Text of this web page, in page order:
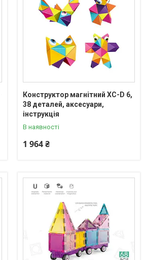
Конструктор магнітний XC-D 6,
38 деталей, аксесуари,
інструкція
В наявності
1 964 ₴